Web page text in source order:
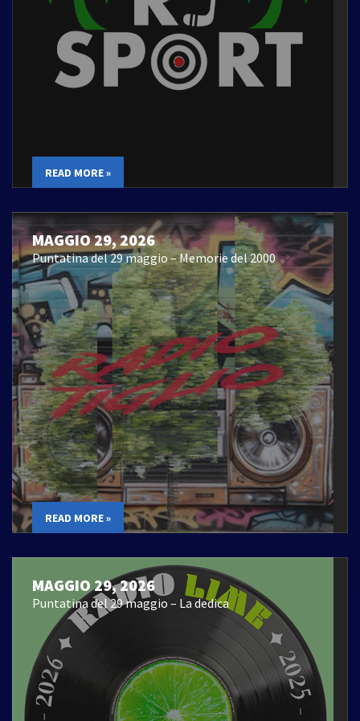
READ MORE »
MAGGIO 29, 2026
Puntatina del 29 maggio – Memorie del 2000
READ MORE »
MAGGIO 29, 2026
Puntatina del 29 maggio – La dedica